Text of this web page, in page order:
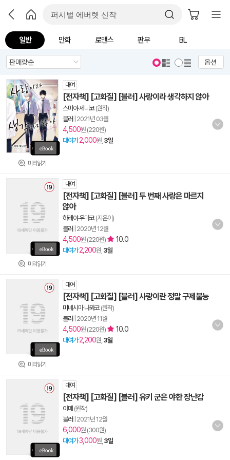
일반 만화 로맨스 판무 BL
옵션
미리읽기
대여
[전자책] [고화질] [블러] 사랑이라 생각하지 않아
스미야 제니코(원작)
블러 2021년 03월
4,500원 (220원)
대여가 2,000원, 3일
미리읽기
대여
[전자책] [고화질] [블러] 두 번째 사랑은 마르지
않아
하레야 우마코(지은이)
블러 2020년 12월
4,500원 (220원) 10.0
대여가 2,200원, 3일
미리읽기
대여
[전자책] [고화질] [블러] 사랑이란 정말 구제불능
미네시마 나와코(원작)
블러 2020년 11월
4,500원 (220원) 10.0
대여가 2,200원, 3일
대여
[전자책] [고화질] [블러] 유키 군은 야한 장난감
아메 (원작)
블러 2021년 12월
6,000원 (300원)
대여가3,000원, 3일